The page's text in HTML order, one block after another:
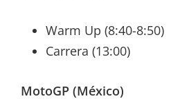
Warm Up (8:40-8:50)
Carrera (13:00)
MotoGP (México)